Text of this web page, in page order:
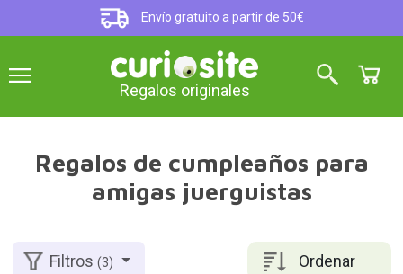
Envío gratuito a partir de 50€
Regalos originales
Regalos de cumpleaños para
amigas juerguistas
Ordenar
Filtros(3)